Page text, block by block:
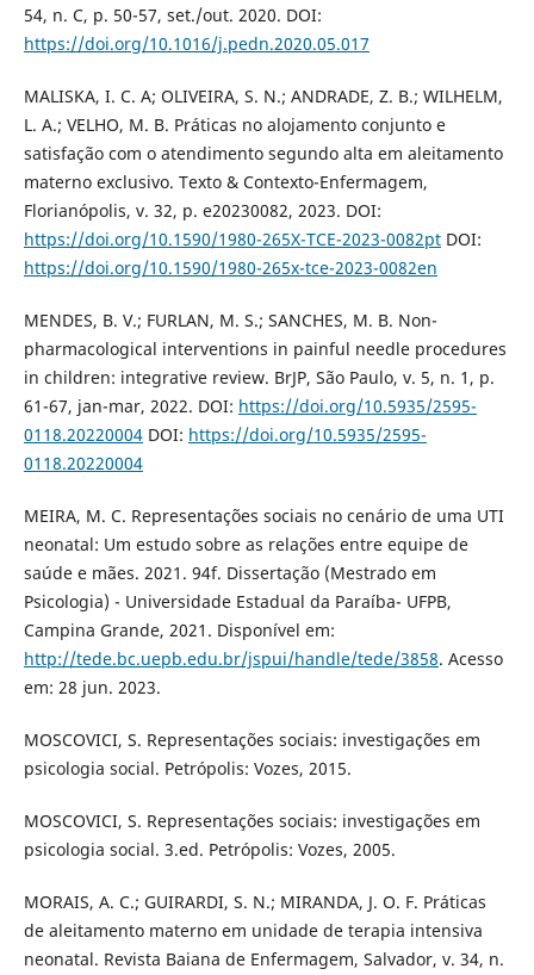
54, n. C, p. 50-57, set./out. 2020. DOI:
https://doi.org/10.1016/j.pedn.2020.05.017
MALISKA, I. C. A; OLIVEIRA, S. N.; ANDRADE, Z. B.; WILHELM,
L. A.; VELHO, M. B. Práticas no alojamento conjunto e
satisfação com o atendimento segundo alta em aleitamento
materno exclusivo. Texto & Contexto-Enfermagem,
Florianópolis, v. 32, p. e20230082, 2023. DOI:
https://doi.org/10.1590/1980-265X-TCE-2023-0082ptDOI:
https://doi.org/10.1590/1980-265x-tce-2023-0082en
MENDES, B. V.; FURLAN, M. S.; SANCHES, M. B. Non-
pharmacological interventions in painful needle procedures
in children: integrative review. BrJP, São Paulo, v. 5, n. 1, p.
61-67, jan-mar, 2022. DOI: https://doi.org/10.5935/2595-
0118.20220004DOI: https://doi.org/10.5935/2595-
0118.20220004
MEIRA, M. C. Representações sociais no cenário de uma UTI
neonatal: Um estudo sobre as relações entre equipe de
saúde e mães. 2021. 94f. Dissertação (Mestrado em
Psicologia) - Universidade Estadual da Paraíba- UFPB,
Campina Grande, 2021. Disponível em:
http://tede.bc.uepb.edu.br/jspui/handle/tede/3858. Acesso
em: 28 jun. 2023.
MOSCOVICI, S. Representações sociais: investigações em
psicologia social. Petrópolis: Vozes, 2015.
MOSCOVICI, S. Representações sociais: investigações em
psicologia social. 3.ed. Petrópolis: Vozes, 2005.
MORAIS, A. C.; GUIRARDI, S. N.; MIRANDA, J. O. F. Práticas
de aleitamento materno em unidade de terapia intensiva
neonatal. Revista Baiana de Enfermagem, Salvador, v. 34, n.